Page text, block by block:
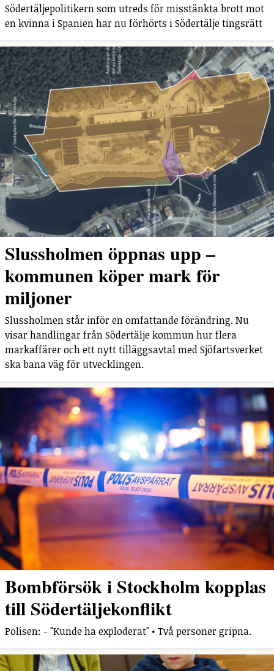
Södertäljepolitikern som utreds för misstänkta brott mot
en kvinna i Spanien har nu förhörts i Södertälje tingsrätt
Slussholmen öppnas upp –
kommunen köper mark för
miljoner
Slussholmen står inför en omfattande förändring. Nu
visar handlingar från Södertälje kommun hur flera
markaffärer och ett nytt tilläggsavtal med Sjöfartsverket
ska bana väg för utvecklingen.
Bombförsök i Stockholm kopplas
till Södertäljekonflikt
Polisen: - "Kunde ha exploderat" • Två personer gripna.